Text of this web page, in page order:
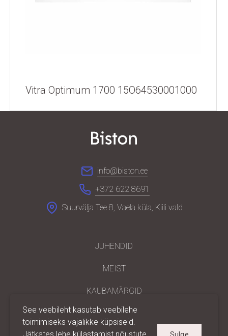
Vitra Optimum 1700 15O64530001000
info@biston.ee
+372 622 8691
Suurvälja Tee 8, Vaela küla, Kiili vald
JUHENDID
MEIST
KAUBAMÄRGID
PARTNERILE
See veebileht kasutab veebilehe
toimimiseks vajalikke küpsiseid.